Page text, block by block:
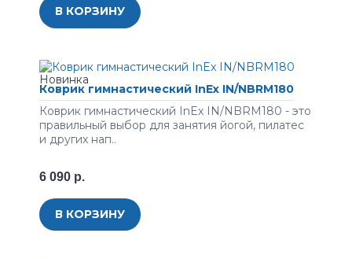
В КОРЗИНУ
Коврик гимнастический InEx IN/NBRM180
Коврик гимнастический InEx IN/NBRM180 - это
правильный выбор для занятия йогой, пилатес
и других нап..
6 090 р.
В КОРЗИНУ